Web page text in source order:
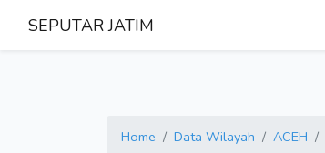
SEPUTAR JATIM
Home Data Wilayah ACEH